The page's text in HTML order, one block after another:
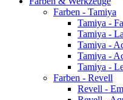
Farben - Tamiya
Tamiya -
Tamiya -
Tamiya -
Tamiya -
Tamiya -
Farben - Revell
Revell -